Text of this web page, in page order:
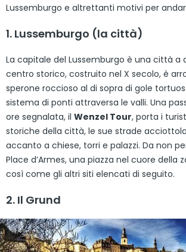
Lussemburgo e altrettanti motivi per
1. Lussemburgo (la città)
La capitale del Lussemburgo è una città a
centro storico, costruito nel X secolo, è
sperone roccioso al di sopra di gole
sistema di ponti attraversa le valli. Una
ore segnalata, il Wenzel Tour, porta i
storiche della città, le sue strade
accanto a chiese, torri e palazzi. Da non
Place d’Armes, una piazza nel cuore della
così come gli altri siti elencati di seguito.
2. Il Grund